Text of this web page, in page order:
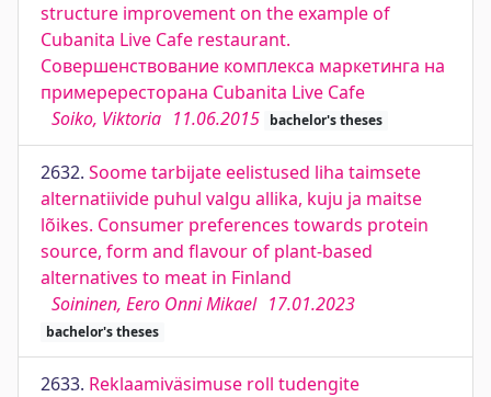
structure improvement on the example of
Cubanita Live Cafe restaurant.
Совершенствование комплекса маркетинга на
примерересторана Cubanita Live Cafe
Soiko, Viktoria 11.06.2015 bachelor's theses
2632. Soome tarbijate eelistused liha taimsete
alternatiivide puhul valgu allika, kuju ja maitse
lõikes. Consumer preferences towards protein
source, form and flavour of plant-based
alternatives to meat in Finland
Soininen, Eero Onni Mikael 17.01.2023
bachelor's theses
2633. Reklaamiväsimuse roll tudengite